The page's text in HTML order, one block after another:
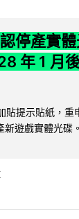
停產實體
年 1 月
貼提示貼紙，重
遊戲實體光碟